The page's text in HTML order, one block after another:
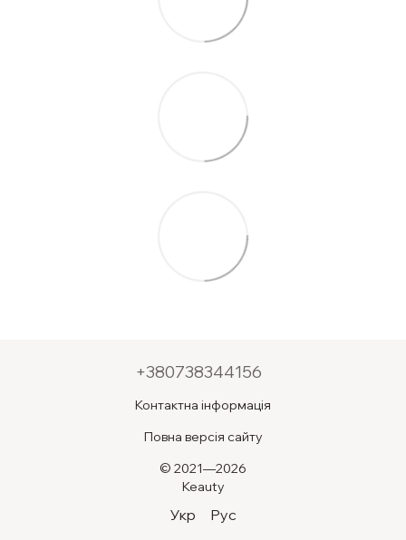
+380738344156
Контактна інформація
Повна версія сайту
© 2021—2026
Keauty
Укр Рус